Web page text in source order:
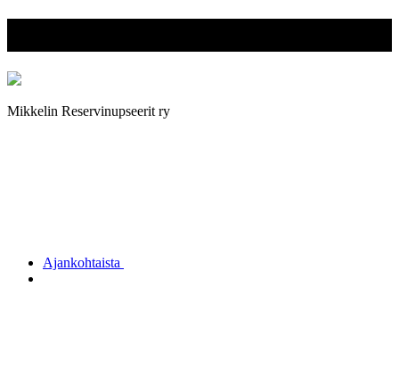
Mikkelin Reservinupseerit ry
Ajankohtaista